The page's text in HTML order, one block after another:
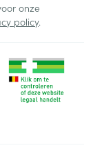
onze
policy.